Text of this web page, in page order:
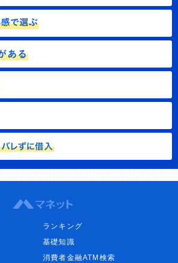
ランキング
基礎知識
消費者金融ATM検索